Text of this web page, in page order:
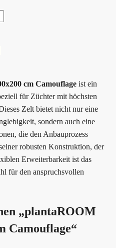
cm Camouflage ist ein
für Züchter mit höchsten
Zelt bietet nicht nur eine
sondern auch eine
die den Anbauprozess
robusten Konstruktion, der
Erweiterbarkeit ist das
für den anspruchsvollen
„plantaROOM
Camouflage“